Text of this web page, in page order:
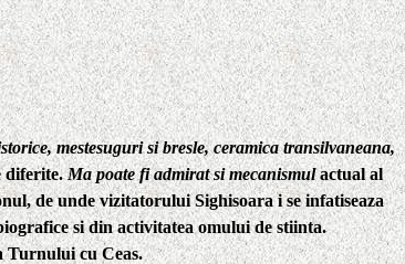
mestesuguri si bresle, ceramica transilvaneana,
diferite.Ma poate fi admirat si mecanismulactual al
de unde vizitatorului Sighisoara i se infatiseaza
si din activitatea omului de stiinta.
Turnului cu Ceas.